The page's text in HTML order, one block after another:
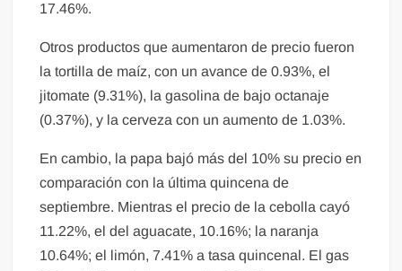
17.46%.
Otros productos que aumentaron de precio fueron
la tortilla de maíz, con un avance de 0.93%, el
jitomate (9.31%), la gasolina de bajo octanaje
(0.37%), y la cerveza con un aumento de 1.03%.
En cambio, la papa bajó más del 10% su precio en
comparación con la última quincena de
septiembre. Mientras el precio de la cebolla cayó
11.22%, el del aguacate, 10.16%; la naranja
10.64%; el limón, 7.41% a tasa quincenal. El gas